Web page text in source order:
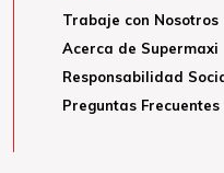
Trabaje con Nosotros
Acerca de Supermaxi
Responsabilidad
Preguntas Frecuentes